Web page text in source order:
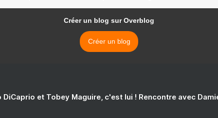
Créer un blog sur Overblog
Créer un blog
DiCaprio et Tobey Maguire, c'est lui ! Rencontre avec